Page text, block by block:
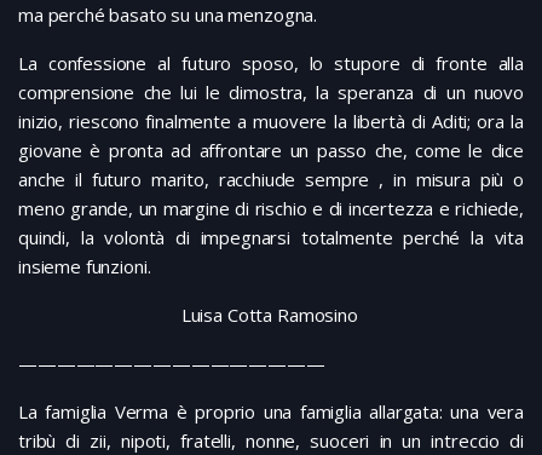
ma perché basato su una menzogna.
La confessione al futuro sposo, lo stupore di fronte alla
comprensione che lui le dimostra, la speranza di un nuovo
inizio, riescono finalmente a muovere la libertà di Aditi; ora la
giovane è pronta ad affrontare un passo che, come le dice
anche il futuro marito, racchiude sempre , in misura più o
meno grande, un margine di rischio e di incertezza e richiede,
quindi, la volontà di impegnarsi totalmente perché la vita
insieme funzioni.
Luisa Cotta Ramosino
————————————————
La famiglia Verma è proprio una famiglia allargata: una vera
tribù di zii, nipoti, fratelli, nonne, suoceri in un intreccio di